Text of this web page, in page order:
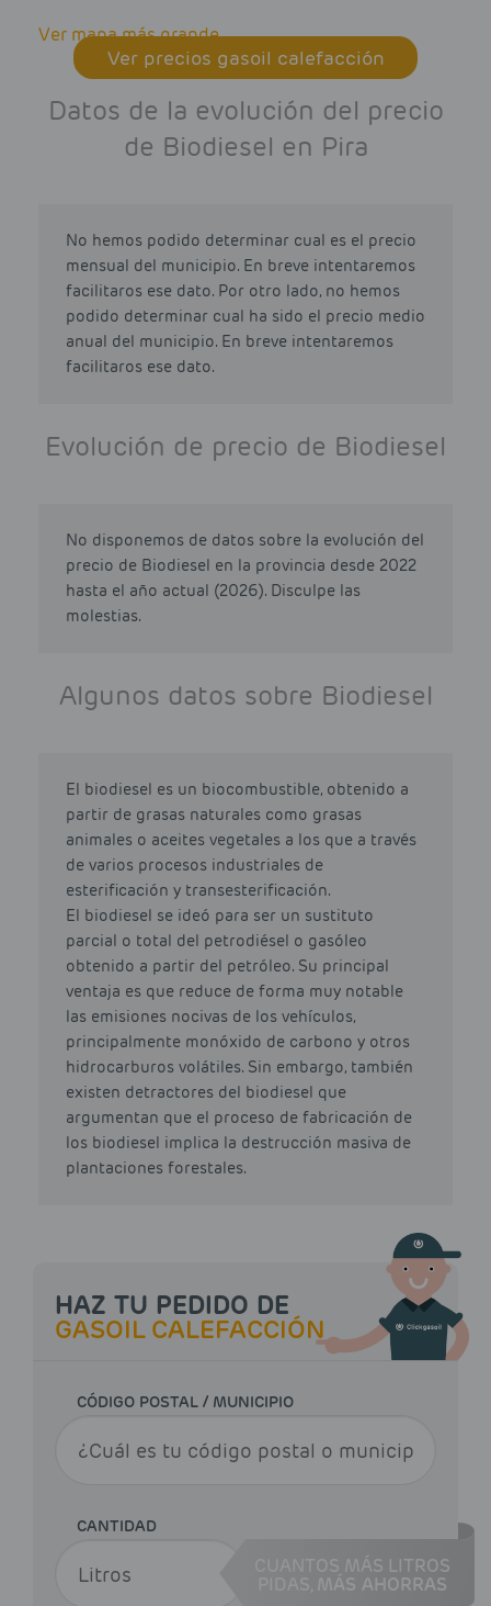
Ver mapa más grande
Ver precios gasoil calefacción
Datos de la evolución del precio
de Biodiesel en Pira
No hemos podido determinar cual es el precio
mensual del municipio. En breve intentaremos
facilitaros ese dato. Por otro lado, no hemos
podido determinar cual ha sido el precio medio
anual del municipio. En breve intentaremos
facilitaros ese dato.
Evolución de precio de Biodiesel
No disponemos de datos sobre la evolución del
precio de Biodiesel en la provincia desde 2022
hasta el año actual (2026). Disculpe las
molestias.
Algunos datos sobre Biodiesel
El biodiesel es un biocombustible, obtenido a
partir de grasas naturales como grasas
animales o aceites vegetales a los que a través
de varios procesos industriales de
esterificación y transesterificación.
El biodiesel se ideó para ser un sustituto
parcial o total del petrodiésel o gasóleo
obtenido a partir del petróleo. Su principal
ventaja es que reduce de forma muy notable
las emisiones nocivas de los vehículos,
principalmente monóxido de carbono y otros
hidrocarburos volátiles. Sin embargo, también
existen detractores del biodiesel que
argumentan que el proceso de fabricación de
los biodiesel implica la destrucción masiva de
plantaciones forestales.
HAZ TU PEDIDO DE
GASOIL CALEFACCIÓN
CÓDIGO POSTAL / MUNICIPIO
CANTIDAD
CUANTOS MÁS LITROS
MÁS AHORRAS